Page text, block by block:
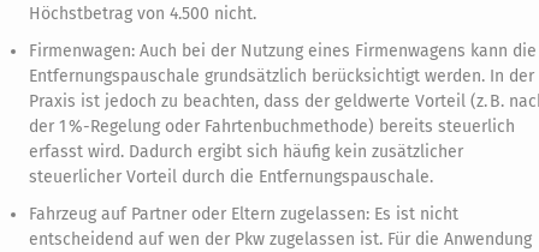
Höchstbetrag von 4.500 nicht.
Firmenwagen: Auch bei der Nutzung eines Firmenwagens kann die
Entfernungspauschale grundsätzlich berücksichtigt werden. In der
Praxis ist jedoch zu beachten, dass der geldwerte Vorteil (z. B.
der 1 %-Regelung oder Fahrtenbuchmethode) bereits steuerlich
erfasst wird. Dadurch ergibt sich häufig kein zusätzlicher
steuerlicher Vorteil durch die Entfernungspauschale.
Fahrzeug auf Partner oder Eltern zugelassen: Es ist nicht
entscheidend auf wen der Pkw zugelassen ist. Für die Anwendung